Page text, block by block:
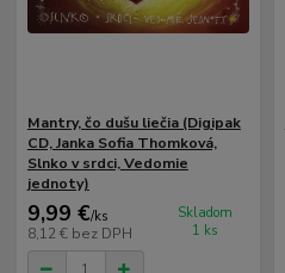
Mantry, čo dušu liečia (Digipak
CD, Janka Sofia Thomková,
Slnko v srdci, Vedomie
jednoty)
9,99 €/ks
8,12 € bez DPH
Skladom
1 ks